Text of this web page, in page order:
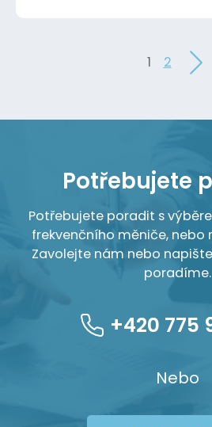
1 2
Potřebujete
Potřebujete poradit s
frekvenčního měniče, nebo
Zavolejte nám nebo
poradíme.
+420 775
Nebo